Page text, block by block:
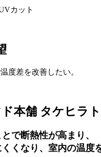
カット
度差を改善したい。
本舗 タケヒラ
とで断熱性が高まり、
くなり、室内の温度